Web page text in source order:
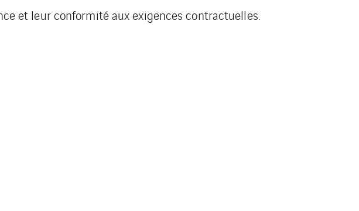
et leur conformité aux exigences contractuelles.